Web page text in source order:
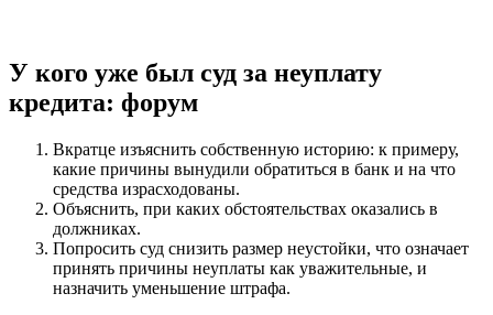
У кого уже был суд за неуплату
кредита: форум
Вкратце изъяснить собственную историю: к примеру,
какие причины вынудили обратиться в банк и на что
средства израсходованы.
Объяснить, при каких обстоятельствах оказались в
должниках.
Попросить суд снизить размер неустойки, что означает
принять причины неуплаты как уважительные, и
назначить уменьшение штрафа.